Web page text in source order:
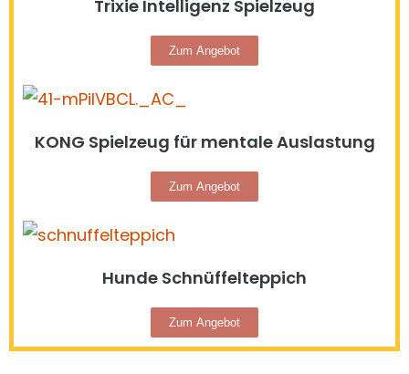
Trixie Intelligenz Spielzeug
Zum Angebot
KONG Spielzeug für mentale Auslastung
Zum Angebot
Hunde Schnüffelteppich
Zum Angebot